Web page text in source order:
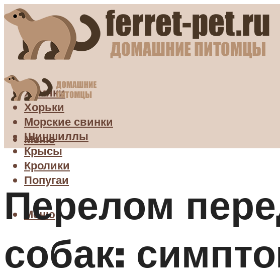
Хомяки
Хорьки
Морские свинки
Шиншиллы
Крысы
Кролики
Попугаи
Меню
Меню
Перелом
собак: